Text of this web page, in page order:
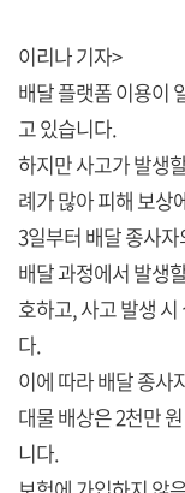
이리나 기자>
배달 플랫폼 이용이
고 있습니다.
하지만 사고가 발생
례가 많아 피해 보상
3일부터 배달 종사
배달 과정에서 발생
호하고, 사고 발생
다.
이에 따라 배달 종사
대물 배상은 2천만
니다.